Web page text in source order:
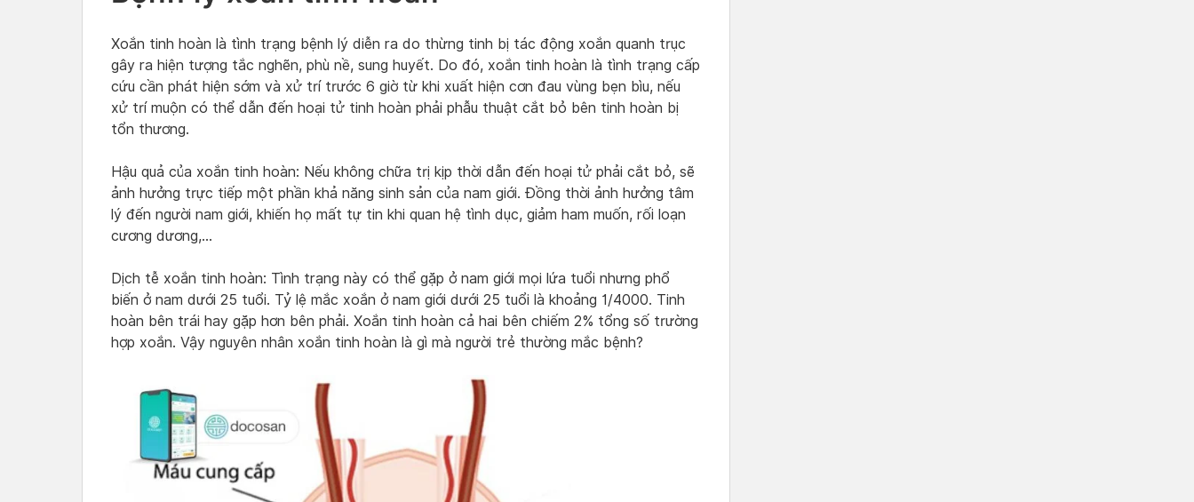
Xoắn tinh hoàn là tình trạng bệnh lý diễn ra do thừng tinh bị tác động xoắn quanh trục
gây ra hiện tượng tắc nghẽn, phù nề, sung huyết. Do đó, xoắn tinh hoàn là tình trạng cấp
cứu cần phát hiện sớm và xử trí trước 6 giờ từ khi xuất hiện cơn đau vùng bẹn bìu, nếu
xử trí muộn có thể dẫn đến hoại tử tinh hoàn phải phẫu thuật cắt bỏ bên tinh hoàn bị
tổn thương.
Hậu quả của xoắn tinh hoàn: Nếu không chữa trị kịp thời dẫn đến hoại tử phải cắt bỏ, sẽ
ảnh hưởng trực tiếp một phần khả năng sinh sản của nam giới. Đồng thời ảnh hưởng tâm
lý đến người nam giới, khiến họ mất tự tin khi quan hệ tình dục, giảm ham muốn, rối loạn
cương dương,…
Dịch tễ xoắn tinh hoàn: Tình trạng này có thể gặp ở nam giới mọi lứa tuổi nhưng phổ
biến ở nam dưới 25 tuổi. Tỷ lệ mắc xoắn ở nam giới dưới 25 tuổi là khoảng 1/4000. Tinh
hoàn bên trái hay gặp hơn bên phải. Xoắn tinh hoàn cả hai bên chiếm 2% tổng số trường
hợp xoắn. Vậy nguyên nhân xoắn tinh hoàn là gì mà người trẻ thường mắc bệnh?